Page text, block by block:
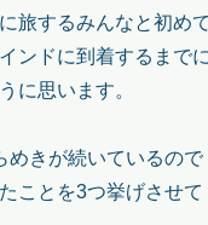
旅するみんなと初めて
ンドに到着するまでに
に思います。
めきが続いているので
ことを3つ挙げさせて